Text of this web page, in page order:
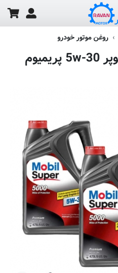
روغن موتور خودرو
روغن موتور موبیل سوپر 5w-30 پریمیوم